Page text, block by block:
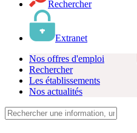
Rechercher
Extranet
Nos offres d'emploi
Rechercher
Les établissements
Nos actualités